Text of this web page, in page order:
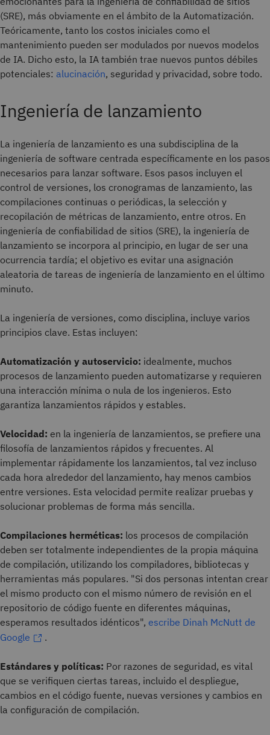
(SRE), más obviamente en el ámbito de la Automatización.
Teóricamente, tanto los costos iniciales como el
mantenimiento pueden ser modulados por nuevos modelos
de IA. Dicho esto, la IA también trae nuevos puntos débiles
potenciales: alucinación, seguridad y privacidad, sobre todo.
Ingeniería de lanzamiento
La ingeniería de lanzamiento es una subdisciplina de la
ingeniería de software centrada específicamente en los pasos
necesarios para lanzar software. Esos pasos incluyen el
control de versiones, los cronogramas de lanzamiento, las
compilaciones continuas o periódicas, la selección y
recopilación de métricas de lanzamiento, entre otros. En
ingeniería de confiabilidad de sitios (SRE), la ingeniería de
lanzamiento se incorpora al principio, en lugar de ser una
ocurrencia tardía; el objetivo es evitar una asignación
aleatoria de tareas de ingeniería de lanzamiento en el último
minuto.
La ingeniería de versiones, como disciplina, incluye varios
principios clave. Estas incluyen:
Automatización y autoservicio: idealmente, muchos
procesos de lanzamiento pueden automatizarse y requieren
una interacción mínima o nula de los ingenieros. Esto
garantiza lanzamientos rápidos y estables.
Velocidad: en la ingeniería de lanzamientos, se prefiere una
filosofía de lanzamientos rápidos y frecuentes. Al
implementar rápidamente los lanzamientos, tal vez incluso
cada hora alrededor del lanzamiento, hay menos cambios
entre versiones. Esta velocidad permite realizar pruebas y
solucionar problemas de forma más sencilla.
Compilaciones herméticas: los procesos de compilación
deben ser totalmente independientes de la propia máquina
de compilación, utilizando los compiladores, bibliotecas y
herramientas más populares. "Si dos personas intentan crear
el mismo producto con el mismo número de revisión en el
repositorio de código fuente en diferentes máquinas,
esperamos resultados idénticos", escribe Dinah McNutt de
Google
.
Estándares y políticas: Por razones de seguridad, es vital
que se verifiquen ciertas tareas, incluido el despliegue,
cambios en el código fuente, nuevas versiones y cambios en
la configuración de compilación.